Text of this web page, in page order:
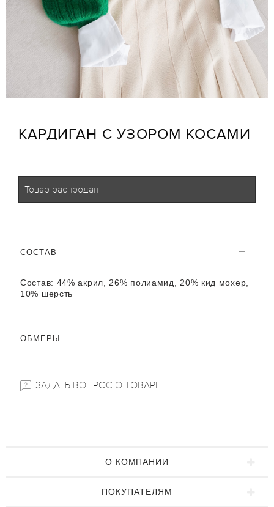
КАРДИГАН С УЗОРОМ КОСАМИ
Товар распродан
CОСТАВ
Состав: 44% акрил, 26% полиамид, 20% кид мохер,
10% шерсть
ОБМЕРЫ
ЗАДАТЬ ВОПРОС О ТОВАРЕ
О КОМПАНИИ
ПОКУПАТЕЛЯМ